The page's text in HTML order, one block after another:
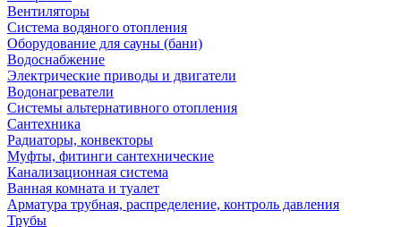
Вентиляторы
Система водяного отопления
Оборудование для сауны (бани)
Водоснабжение
Электрические приводы и двигатели
Водонагреватели
Системы альтернативного отопления
Сантехника
Радиаторы, конвекторы
Муфты, фитинги сантехнические
Канализационная система
Ванная комната и туалет
Арматура трубная, распределение, контроль давления
Трубы